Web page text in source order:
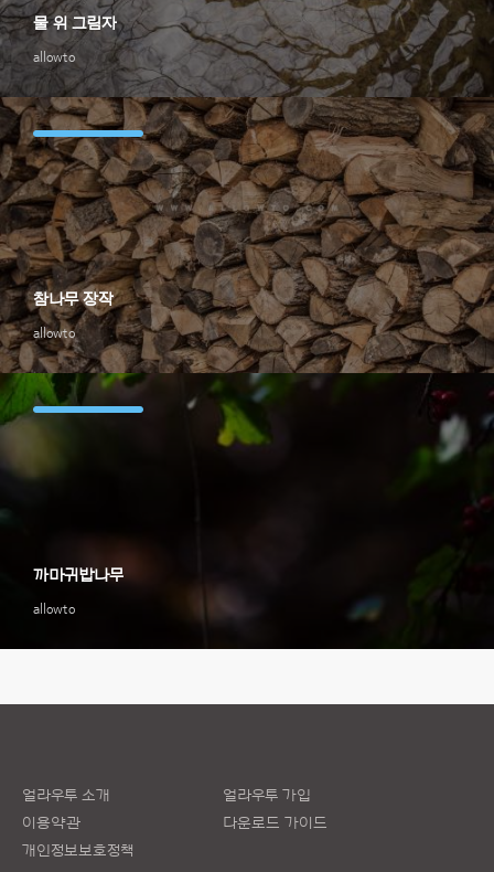
allowto
물 위 그림자
allowto
참나무 장작
allowto
까마귀밥나무
얼라우투 소개
이용약관
개인정보보호정책
얼라우투 가입
다운로드 가이드